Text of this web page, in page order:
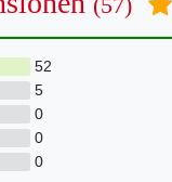
52
5
0
0
0